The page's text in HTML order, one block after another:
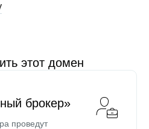
этот домен
брокер»
проведут